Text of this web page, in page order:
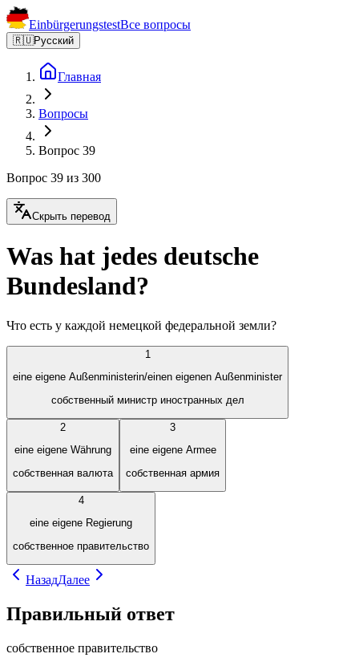
EinbürgerungstestВсе вопросы
🇷🇺Русский
Главная
Вопросы
Вопрос 39
Вопрос 39 из 300
Скрыть перевод
Was hat jedes deutsche
Bundesland?
Что есть у каждой немецкой федеральной земли?
1
eine eigene Außenministerin/einen eigenen Außenminister
собственный министр иностранных дел
2
eine eigene Währung
собственная валюта
3
eine eigene Armee
собственная армия
4
eine eigene Regierung
собственное правительство
НазадДалее
Правильный ответ
собственное правительство